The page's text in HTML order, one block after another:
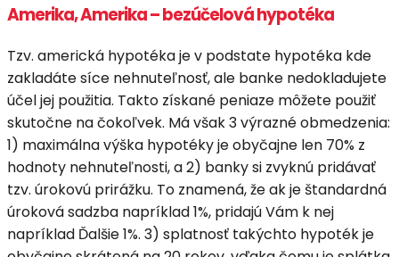
Amerika, Amerika – bezúčelová hypotéka
Tzv. americká hypotéka je v podstate hypotéka kde
zakladáte síce nehnuteľnosť, ale banke nedokladujete
účel jej použitia. Takto získané peniaze môžete použiť
skutočne na čokoľvek. Má však 3 výrazné obmedzenia:
1) maximálna výška hypotéky je obyčajne len 70% z
hodnoty nehnuteľnosti, a 2) banky si zvyknú pridávať
tzv. úrokovú prirážku. To znamená, že ak je štandardná
úroková sadzba napríklad 1%, pridajú Vám k nej
napríklad Ďalšie 1%. 3) splatnosť takýchto hypoték je